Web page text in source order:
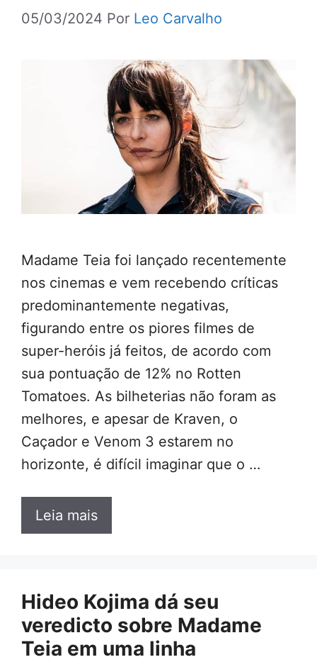
05/03/2024 Por Leo Carvalho
Madame Teia foi lançado recentemente
nos cinemas e vem recebendo críticas
predominantemente negativas,
figurando entre os piores filmes de
super-heróis já feitos, de acordo com
sua pontuação de 12% no Rotten
Tomatoes. As bilheterias não foram as
melhores, e apesar de Kraven, o
Caçador e Venom 3 estarem no
horizonte, é difícil imaginar que o …
Leia mais
Hideo Kojima dá seu
veredicto sobre Madame
Teia em uma linha